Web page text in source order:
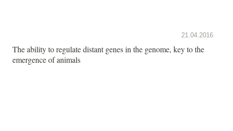
21.04.2016
The ability to regulate distant genes in the genome, key to the
emergence of animals